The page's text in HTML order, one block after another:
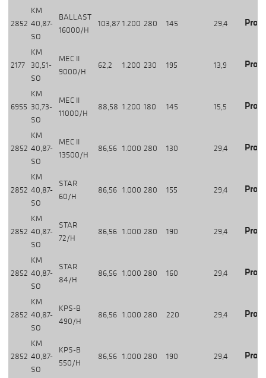
2852
KM
40,87-
SO
BALLAST
16000/H
103,87 1.200 280 145 29,4
2177
KM
30,51-
SO
MEC II
9000/H
62,2 1.200 230 195 13,9
6955
KM
30,73-
SO
MEC II
11000/H
88,58 1.200 180 145 15,5
2852
KM
40,87-
SO
MEC II
13500/H
86,56 1.000 280 130 29,4
2852
KM
40,87-
SO
STAR
60/H
86,56 1.000 280 155 29,4
2852
KM
40,87-
SO
STAR
72/H
86,56 1.000 280 190 29,4
2852
KM
40,87-
SO
STAR
84/H
86,56 1.000 280 160 29,4
2852
KM
40,87-
SO
KPS-B
490/H
86,56 1.000 280 220 29,4
2852
KM
40,87-
SO
KPS-B
550/H
86,56 1.000 280 190 29,4